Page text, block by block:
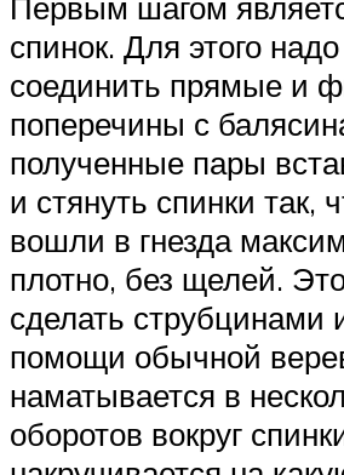
спинок. Для этого
соединить прямые и
поперечины с
полученные пары
и стянуть спинки
вошли в гнезда
плотно, без щелей.
сделать струбцинами
помощи обычной
наматывается в
оборотов вокруг